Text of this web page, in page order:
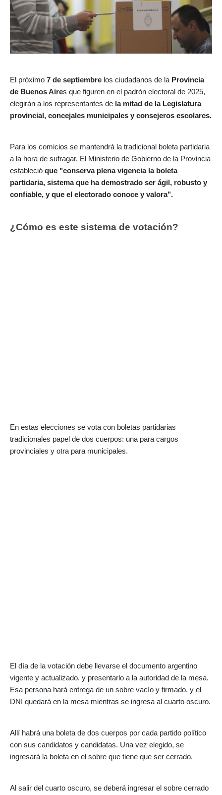
El próximo 7 de septiembre los ciudadanos de laProvincia
de Buenos Aires que figuren en el padrón electoral de 2025,
elegirán a los representantes de la mitad de la Legislatura
provincial, concejales municipales y consejeros escolares.
Para los comicios se mantendrá la tradicional boleta partidaria
a la hora de sufragar. El Ministerio de Gobierno de la Provincia
estableció que "conserva plena vigencia la boleta
partidaria, sistema que ha demostrado ser ágil, robusto y
confiable, y que el electorado conoce y valora".
¿Cómo es este sistema de votación?
En estas elecciones se vota con boletas partidarias
tradicionales papel de dos cuerpos: una para cargos
provinciales y otra para municipales.
El día de la votación debe llevarse el documento argentino
vigente y actualizado, y presentarlo a la autoridad de la mesa.
Esa persona hará entrega de un sobre vacío y firmado, y el
DNI quedará en la mesa mientras se ingresa al cuarto oscuro.
Allí habrá una boleta de dos cuerpos por cada partido político
con sus candidatos y candidatas. Una vez elegido, se
ingresará la boleta en el sobre que tiene que ser cerrado.
Al salir del cuarto oscuro, se deberá ingresar el sobre cerrado